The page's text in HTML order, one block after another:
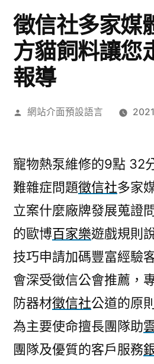
徵信社多家媒
方貓飼料讓您
報導
作
網站介面預設語言
寵物熱泵維修的9點 32
難雜症問題徵信社多家
立案什麼廠牌發展蒐證
的歐博百家樂遊戲規則
技巧申請加碼豐富經驗
會深受徵信公會推薦，
防器材徵信社公道的原
為主要使命擅長團隊助
團隊及優質的客戶服務